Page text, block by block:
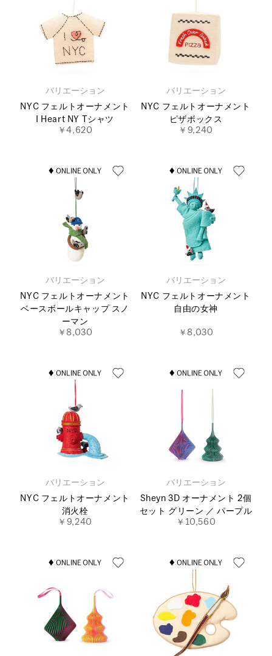
バリエーション
NYC フェルトオーナメント
I Heart NY Tシャツ
￥4,620
バリエーション
NYC フェルトオーナメント
ピザボックス
￥9,240
バリエーション
NYC フェルトオーナメント
ベースボールキャップ スノ
ーマン
￥8,030
バリエーション
NYC フェルトオーナメント
自由の女神
￥8,030
バリエーション
NYC フェルトオーナメント
消火栓
￥9,240
バリエーション
Sheyn 3D オーナメント 2個
セット グリーン ／ パープル
￥10,560